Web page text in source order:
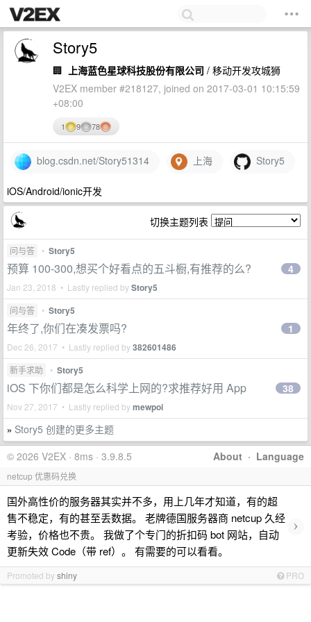
Story5
🏢 上海蓝色星球科技股份有限公司 / 移动开发攻城狮
V2EX member #218127, joined on 2017-03-01 10:15:59
+08:00
1 9 78
blog.csdn.net/Story51314 上海 Story5
iOS/Android/ionic开发
切换主题列表
问与答 • Story5
预算 100-300,想买个好看点的五斗橱,有推荐的么?
Jan 23, 2018 • Lastly replied byStory5
4
问与答 • Story5
年终了,你们在凑发票吗?
Dec 26, 2017 • Lastly replied by382601486
1
新手求助 • Story5
iOS 下你们都是怎么科学上网的?求推荐好用 App
Nov 27, 2017 • Lastly replied bymewpoi
38
» Story5 创建的更多主题
About · Language
© 2026 V2EX · 8ms · 3.9.8.5
netcup 优惠码兑换
国外高性价的服务器其实并不多，用上几年才知道，有的超
售不稳定，有的甚至丢数据。 老牌德国服务器商 netcup 久经
考验，价格也不贵。 我做了个专门的折扣码 bot 网站，自动
更新失效 Code（带 ref）。 有需要的可以看看。
›
Promoted byshiny PRO